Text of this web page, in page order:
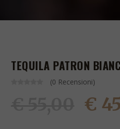
TEQUILA PATRON
(0 Recensioni)
€